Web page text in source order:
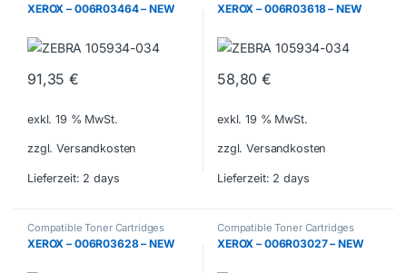
XEROX – 006R03464 – NEW
91,35€
exkl. 19 % MwSt.
zzgl. Versandkosten
Lieferzeit: 2 days
XEROX – 006R03618 – NEW
58,80€
exkl. 19 % MwSt.
zzgl. Versandkosten
Lieferzeit: 2 days
Compatible Toner Cartridges
XEROX – 006R03628 – NEW
Compatible Toner Cartridges
XEROX – 006R03027 – NEW